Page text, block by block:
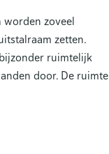
worden zoveel
zetten.
ruimtelijk
door. De ruimte